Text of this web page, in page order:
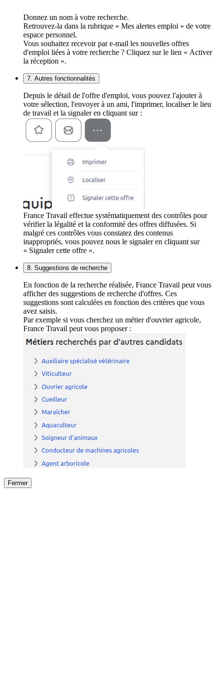
Donnez un nom à votre recherche.
Retrouvez-la dans la rubrique « Mes alertes emploi » de votre
espace personnel.
Vous souhaitez recevoir par e-mail les nouvelles offres
d'emploi liées à votre recherche ? Cliquez sur le lien « Activer
la réception ».
7. Autres fonctionnalités
Depuis le détail de l'offre d'emploi, vous pouvez l'ajouter à
votre sélection, l'envoyer à un ami, l'imprimer, localiser le lieu
de travail et la signaler en cliquant sur :
France Travail effectue systématiquement des contrôles pour
vérifier la légalité et la conformité des offres diffusées. Si
malgré ces contrôles vous constatez des contenus
inappropriés, vous pouvez nous le signaler en cliquant sur
« Signaler cette offre ».
8. Suggestions de recherche
En fonction de la recherche réalisée, France Travail peut vous
afficher des suggestions de recherche d'offres. Ces
suggestions sont calculées en fonction des critères que vous
avez saisis.
Par exemple si vous cherchez un métier d'ouvrier agricole,
France Travail peut vous proposer :
Fermer